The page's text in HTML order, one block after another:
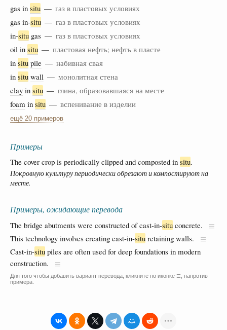
gas in situ — газ в пластовых условиях
gas in-situ — газ в пластовых условиях
in-situ gas — газ в пластовых условиях
oil in situ — пластовая нефть; нефть в пласте
in situ pile — набивная свая
in situ wall — монолитная стена
clay in situ — глина, образовавшаяся на месте
foam in situ — вспенивание в изделии
ещё 20 примеров
Примеры
The cover crop is periodically clipped and composted in situ.
Покровную культуру периодически обрезают и компостируют на
месте.
Примеры, ожидающие перевода
The bridge abutments were constructed of cast-in-situ concrete.
This technology involves creating cast-in-situ retaining walls.
Cast-in-situ piles are often used for deep foundations in modern
construction.
Для того чтобы добавить вариант перевода, кликните по иконке ☰
, напротив
примера.